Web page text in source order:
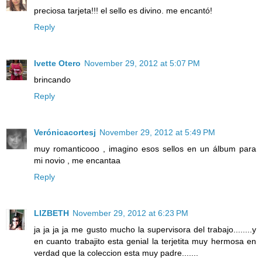
preciosa tarjeta!!! el sello es divino. me encantó!
Reply
Ivette Otero November 29, 2012 at 5:07 PM
brincando
Reply
Verónicacortesj November 29, 2012 at 5:49 PM
muy romanticooo , imagino esos sellos en un álbum para
mi novio , me encantaa
Reply
LIZBETH November 29, 2012 at 6:23 PM
ja ja ja ja me gusto mucho la supervisora del trabajo........y
en cuanto trabajito esta genial la terjetita muy hermosa en
verdad que la coleccion esta muy padre.......